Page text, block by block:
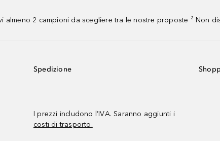
almeno 2 campioni da scegliere tra le nostre proposte ² Non
Spedizione
I prezzi includono l’IVA. Saranno aggiunti i
costi di trasporto.